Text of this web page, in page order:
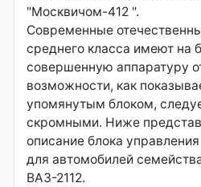
"Москвичом-412 ".
Современные
среднего класса имеют на
совершенную аппаратуру
возможности, как
упомянутым блоком,
скромными. Ниже
описание блока
для автомобилей
ВАЗ-2112.